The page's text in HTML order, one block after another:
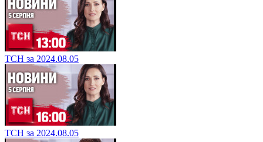
ТСН за 2024.08.05
ТСН за 2024.08.05